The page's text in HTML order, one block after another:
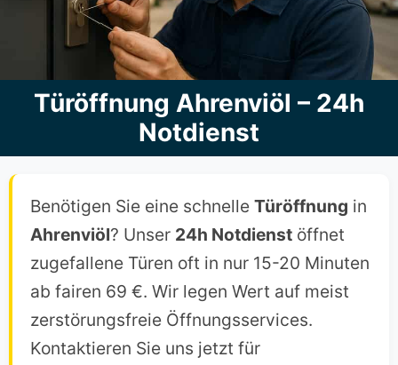
Türöffnung Ahrenviöl – 24h
Notdienst
Benötigen Sie eine schnelle Türöffnung in
Ahrenviöl? Unser 24h Notdienst öffnet
zugefallene Türen oft in nur 15-20 Minuten
ab fairen 69 €. Wir legen Wert auf meist
zerstörungsfreie Öffnungsservices.
Kontaktieren Sie uns jetzt für